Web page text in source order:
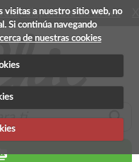
visitas a nuestro sitio web, no
Si continúa navegando
de nuestras cookies
disponible en breve
search